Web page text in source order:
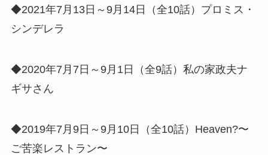
◆2021年7月13日～9月14日（全10話）プロミス・
シンデレラ
◆2020年7月7日～9月1日（全9話）私の家政夫ナ
ギサさん
◆2019年7月9日～9月10日（全10話）Heaven?〜
ご苦楽レストラン〜